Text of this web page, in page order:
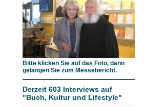
Bitte klicken Sie auf das Foto, dann
gelangen Sie zum Messebericht.
Derzeit 603 Interviews auf
"Buch, Kultur und Lifestyle"